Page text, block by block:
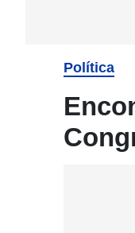
Política